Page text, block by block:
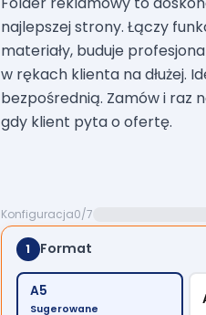
najlepszej strony. Łączy
materiały, buduje
w rękach klienta na dłużej.
bezpośrednią. Zamów i raz
gdy klient pyta o ofertę.
Konfiguracja0/7
1 Format
A5
Sugerowane